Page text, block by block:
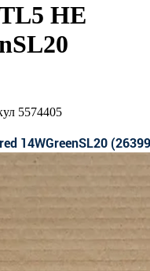
HE
5574405